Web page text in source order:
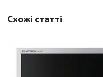
Схожі статті